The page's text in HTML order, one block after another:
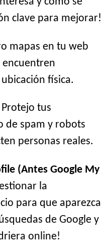
clave para mejorar!
mapas en tu web
encuentren
física.
Protejo tus
de spam y robots
personas reales.
(Antes Google My
la
para que aparezca
de Google y
online!